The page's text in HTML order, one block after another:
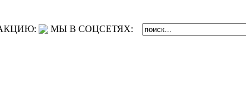
МЫ В СОЦСЕТЯХ: